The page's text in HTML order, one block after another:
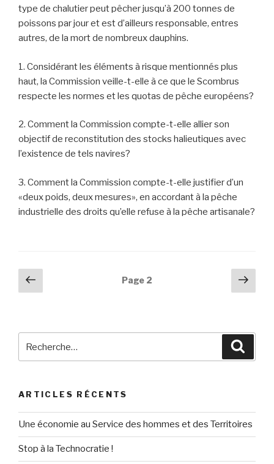
type de chalutier peut pêcher jusqu’à 200 tonnes de
poissons par jour et est d’ailleurs responsable, entres
autres, de la mort de nombreux dauphins.
1. Considérant les éléments à risque mentionnés plus
haut, la Commission veille-t-elle à ce que le Scombrus
respecte les normes et les quotas de pêche européens?
2. Comment la Commission compte-t-elle allier son
objectif de reconstitution des stocks halieutiques avec
l’existence de tels navires?
3. Comment la Commission compte-t-elle justifier d’un
«deux poids, deux mesures», en accordant à la pêche
industrielle des droits qu’elle refuse à la pêche artisanale?
Navigation
desprécédente
Page 2
ARTICLES RÉCENTS
Une économie au Service des hommes et des Territoires
Stop à la Technocratie !